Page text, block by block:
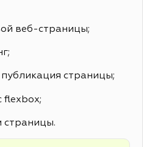
веб-страницы;
страницы;
flexbox;
страницы.